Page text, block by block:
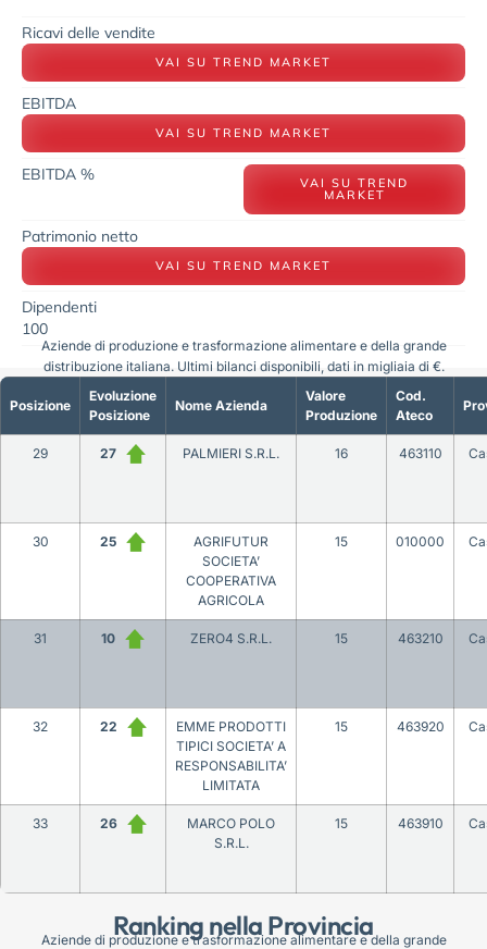
Ricavi delle vendite
VAI SU TREND MARKET
EBITDA
VAI SU TREND MARKET
EBITDA % VAI SU TREND
MARKET
Patrimonio netto
VAI SU TREND MARKET
Dipendenti
100
Ranking nella Provincia
Posizione
Evoluzione
Posizione
Nome Azienda
Valore
Produzione
Cod.
Ateco
29 27 PALMIERI S.R.L. 16 463110
30 25
AGRIFUTUR
SOCIETA’
COOPERATIVA
AGRICOLA
15 010000
31 10 ZERO4 S.R.L. 15 463210
32 22
EMME PRODOTTI
TIPICI SOCIETA’ A
RESPONSABILITA’
LIMITATA
15 463920
33 26
MARCO POLO
S.R.L.
15 463910
Aziende di produzione e trasformazione alimentare e della grande
distribuzione italiana. Ultimi bilanci disponibili, dati in migliaia di €.
Aziende di produzione e trasformazione alimentare e della grande